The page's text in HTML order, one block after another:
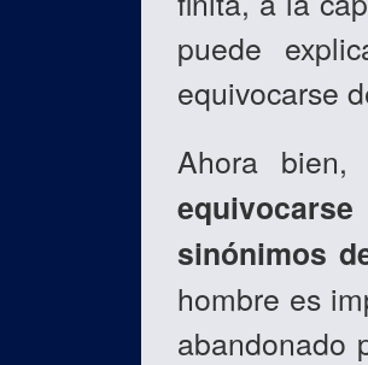
puede
equivocarse
Ahora
sinónimos
hombre es
abandonado